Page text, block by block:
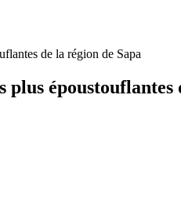
plus époustouflantes